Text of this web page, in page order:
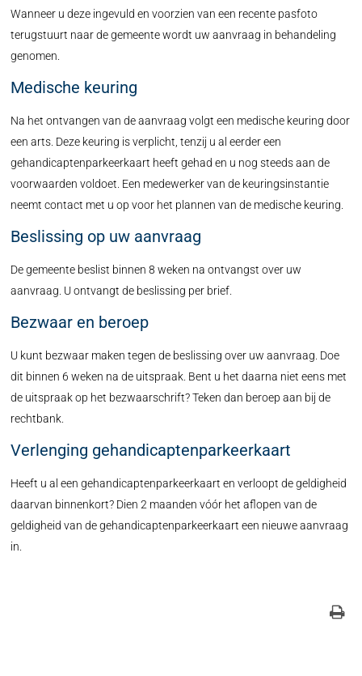
Wanneer u deze ingevuld en voorzien van een recente pasfoto
terugstuurt naar de gemeente wordt uw aanvraag in behandeling
genomen.
Medische keuring
Na het ontvangen van de aanvraag volgt een medische keuring door
een arts. Deze keuring is verplicht, tenzij u al eerder een
gehandicaptenparkeerkaart heeft gehad en u nog steeds aan de
voorwaarden voldoet. Een medewerker van de keuringsinstantie
neemt contact met u op voor het plannen van de medische keuring.
Beslissing op uw aanvraag
De gemeente beslist binnen 8 weken na ontvangst over uw
aanvraag. U ontvangt de beslissing per brief.
Bezwaar en beroep
U kunt bezwaar maken tegen de beslissing over uw aanvraag. Doe
dit binnen 6 weken na de uitspraak. Bent u het daarna niet eens met
de uitspraak op het bezwaarschrift? Teken dan beroep aan bij de
rechtbank.
Verlenging gehandicaptenparkeerkaart
Heeft u al een gehandicaptenparkeerkaart en verloopt de geldigheid
daarvan binnenkort? Dien 2 maanden vóór het aflopen van de
geldigheid van de gehandicaptenparkeerkaart een nieuwe aanvraag
in.